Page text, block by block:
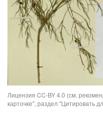
Лицензия CC-BY 4.0 (см.
карточке", раздел "Цитировать